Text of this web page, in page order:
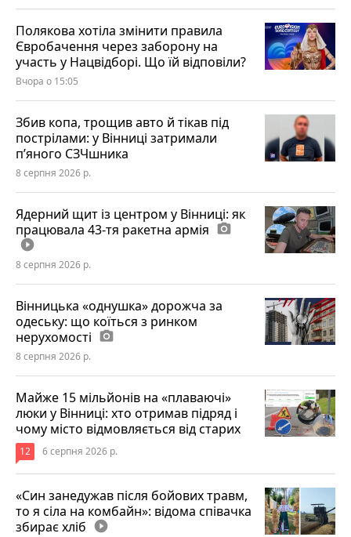
Полякова хотіла змінити правила
Євробачення через заборону на
участь у Нацвідборі. Що їй відповіли?
Вчора о 15:05
Збив копа, трощив авто й тікав під
пострілами: у Вінниці затримали
п’яного СЗЧшника
8 серпня 2026 р.
Ядерний щит із центром у Вінниці: як
працювала 43-тя ракетна армія photo_camera
play_circle_filled
8 серпня 2026 р.
Вінницька «однушка» дорожча за
одеську: що коїться з ринком
нерухомості photo_camera
8 серпня 2026 р.
Майже 15 мільйонів на «плаваючі»
люки у Вінниці: хто отримав підряд і
чому місто відмовляється від старих
12 6 серпня 2026 р.
«Син занедужав після бойових травм,
то я сіла на комбайн»: відома співачка
збирає хліб play_circle_filled